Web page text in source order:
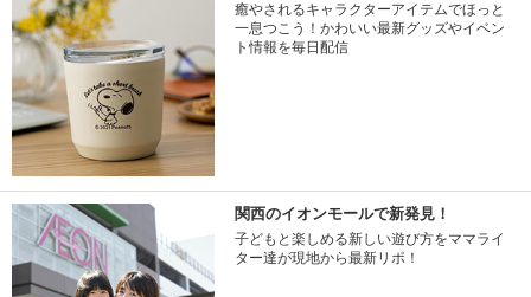
癒やされるキャラクターアイテムでほっと
一息つこう！かわいい最新グッズやイベン
ト情報を毎日配信
関西のイオンモールで新発見！
子どもと楽しめる新しい遊び方をママライ
ター達が現地から最新リポ！